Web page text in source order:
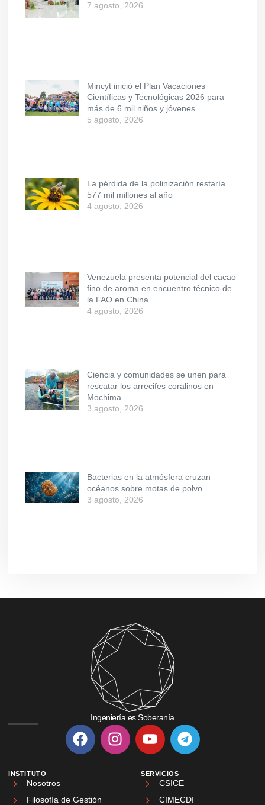
7 agosto, 2026
Mincyt inició el Plan Vacaciones
Científicas y Tecnológicas 2026 para
más de 6 mil niños y jóvenes
5 agosto, 2026
La pérdida de la polinización restaría
577 mil millones al año
4 agosto, 2026
Venezuela presenta potencial del cacao
fino de aroma en encuentro técnico de
la FAO en China
4 agosto, 2026
Ciencia y comunidades se unen para
rescatar los arrecifes coralinos en
Mochima
3 agosto, 2026
Bacterias en la atmósfera cruzan
océanos sobre motas de polvo
3 agosto, 2026
Ingeniería es Soberanía
INSTITUTO
Nosotros
Filosofía de Gestión
SERVICIOS
CSICE
CIMECDI